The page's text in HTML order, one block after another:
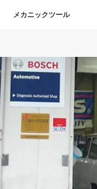
メカニックツール